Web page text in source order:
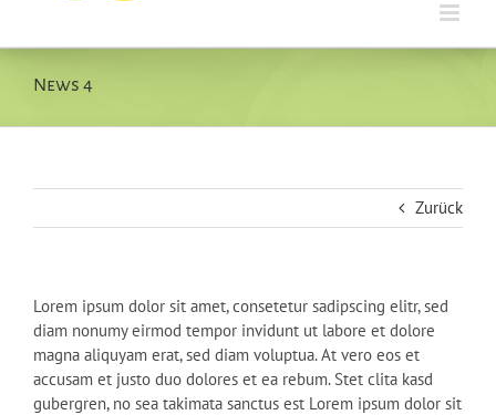
News 4
Zurück
Lorem ipsum dolor sit amet, consetetur sadipscing elitr, sed
diam nonumy eirmod tempor invidunt ut labore et dolore
magna aliquyam erat, sed diam voluptua. At vero eos et
accusam et justo duo dolores et ea rebum. Stet clita kasd
gubergren, no sea takimata sanctus est Lorem ipsum dolor sit